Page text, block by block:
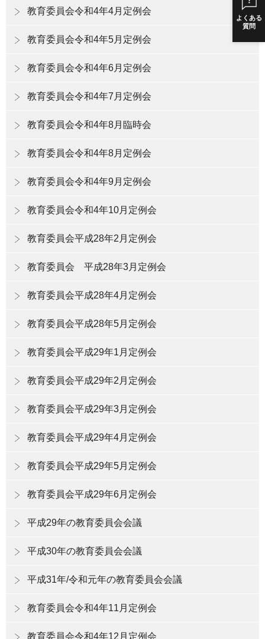
よくある
質問
教育委員会令和4年4月定例会
教育委員会令和4年5月定例会
教育委員会令和4年6月定例会
教育委員会令和4年7月定例会
教育委員会令和4年8月臨時会
教育委員会令和4年8月定例会
教育委員会令和4年9月定例会
教育委員会令和4年10月定例会
教育委員会平成28年2月定例会
教育委員会 平成28年3月定例会
教育委員会平成28年4月定例会
教育委員会平成28年5月定例会
教育委員会平成29年1月定例会
教育委員会平成29年2月定例会
教育委員会平成29年3月定例会
教育委員会平成29年4月定例会
教育委員会平成29年5月定例会
教育委員会平成29年6月定例会
平成29年の教育委員会会議
平成30年の教育委員会会議
平成31年/令和元年の教育委員会会議
教育委員会令和4年11月定例会
教育委員会令和4年12月定例会